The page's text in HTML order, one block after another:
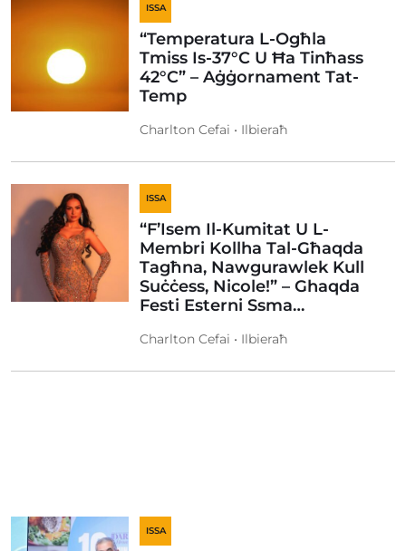
ISSA
“Temperatura L-Ogħla
Tmiss Is-37°C U Ħa Tinħass
42°C” – Aġġornament Tat-
Temp
Charlton Cefai • Ilbieraħ
ISSA
“F’Isem Il-Kumitat U L-
Membri Kollha Tal-Għaqda
Tagħna, Nawgurawlek Kull
Suċċess, Nicole!” – Ghaqda
Festi Esterni Ssma…
Charlton Cefai • Ilbieraħ
ISSA